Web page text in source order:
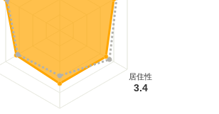
居住性
3.4